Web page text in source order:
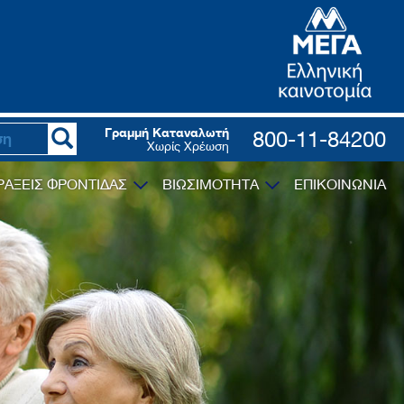
Γραμμή Καταναλωτή
Χωρίς Χρέωση 800-11-84200
ΦΡΟΝΤΙΔΑΣ ΒΙΩΣΙΜΟΤΗΤΑ ΕΠΙΚΟΙΝΩΝΙΑ